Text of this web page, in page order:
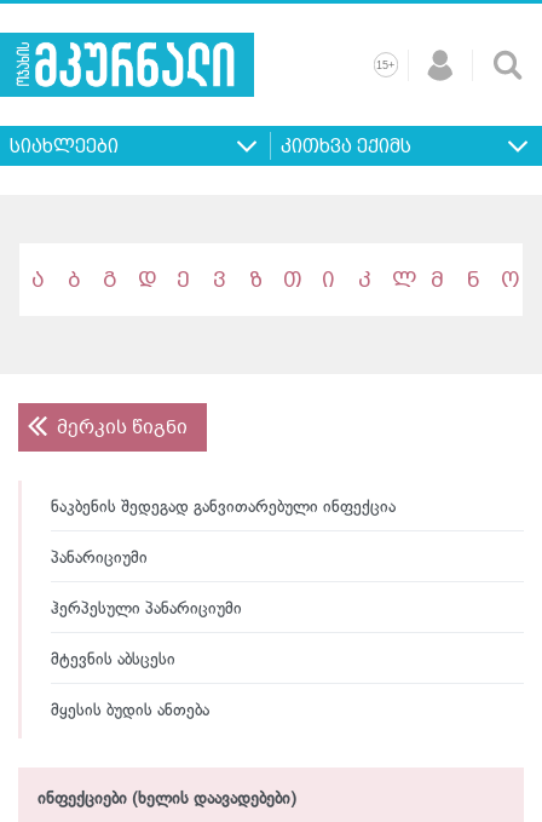
შესახებ ხშირად
კითხვები
15+
სიახლეები კითხვა ექიმს
ა ბ გ დ ე ვ ზ თ ი კ ლ მ ნ ო
მერკის წიგნი
ნაკბენის შედეგად განვითარებული ინფექცია
პანარიციუმი
ჰერპესული პანარიციუმი
მტევნის აბსცესი
მყესის ბუდის ანთება
ინფექციები (ხელის დაავადებები)